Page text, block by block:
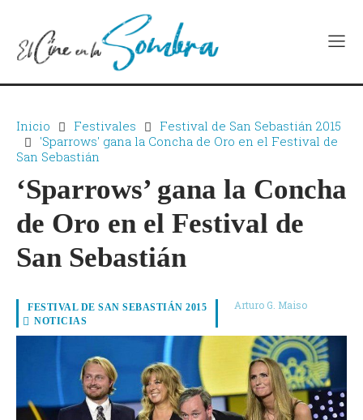
Inicio Festivales
Festival de San Sebastián 2015
'Sparrows' gana la Concha de Oro en el Festival de
San Sebastián
‘Sparrows’ gana la Concha
de Oro en el Festival de
San Sebastián
FESTIVAL DE SAN SEBASTIÁN 2015
NOTICIAS
Arturo G. Maiso